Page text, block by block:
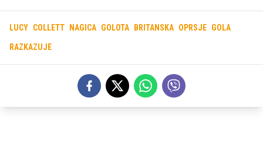
LUCY COLLETT NAGICA GOLOTA BRITANSKA OPRSJE GOLA
RAZKAZUJE